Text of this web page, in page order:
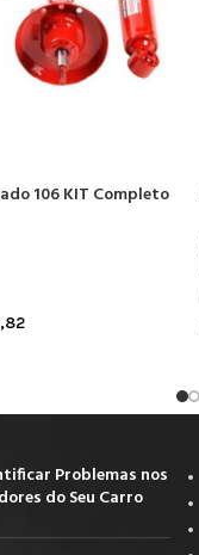
106 KIT Completo
Problemas nos
do Seu Carro